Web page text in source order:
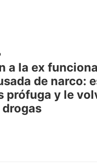
a la ex
de narco:
prófuga y le